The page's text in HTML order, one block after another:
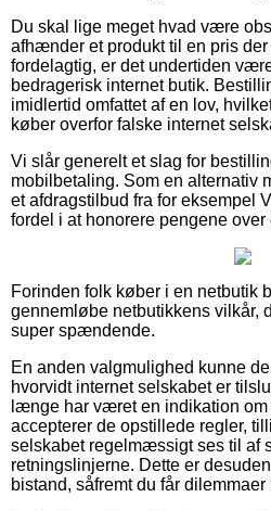
Du skal lige meget hvad være
afhænder et produkt til en pris
fordelagtig, er det undertiden
bedragerisk internet butik.
imidlertid omfattet af en lov,
køber overfor falske internet
Vi slår generelt et slag for
mobilbetaling. Som en alternativ
et afdragstilbud fra for eksempel
fordel i at honorere pengene over
Forinden folk køber i en netbutik
gennemløbe netbutikkens vilkår,
super spændende.
En anden valgmulighed kunne
hvorvidt internet selskabet er
længe har været en indikation om
accepterer de opstillede regler,
selskabet regelmæssigt ses til af
retningslinjerne. Dette er
bistand, såfremt du får